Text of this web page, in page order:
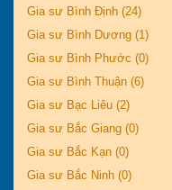
Gia sư Bình Định (24)
Gia sư Bình Dương (1)
Gia sư Bình Phước (0)
Gia sư Bình Thuận (6)
Gia sư Bạc Liêu (2)
Gia sư Bắc Giang (0)
Gia sư Bắc Kạn (0)
Gia sư Bắc Ninh (0)